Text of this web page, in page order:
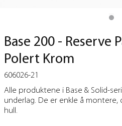
Base 200 - Reserve
Polert Krom
606026-21
Alle produktene i Base & Solid-
underlag. De er enkle å
hull.